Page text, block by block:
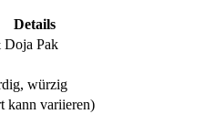
Details
Doja Pak
würzig
kann variieren)